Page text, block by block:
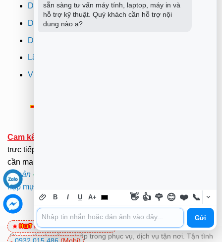
Dịch vụ sửa wifi tại nhà
Dịch vụ sửa máy in
Dịch vụ nạp mực máy in
Lắp đặt camera quan sát tphcm
Vi tính Trường Thịnh
Cam kết:
trực tiếp của Khách hàng.(Hãy ở nhà gọi dịch vụ không
cần mang ra ngoài nắng mưa ). .
Khoản -
nạp mực máy in quận tân phú
0981 81 32 72(Viettel)
Chúng tôi chuyên nghiệp trong phục vụ, dịch vụ tận nơi. Tận tình
sẵn sàng tư vấn máy tính, laptop, máy in và
hỗ trợ kỹ thuật. Quý khách cần hỗ trợ nội
dung nào ạ?
B I U A+ 👋 👍 🌹 😊 ❤️ 📞
Gửi